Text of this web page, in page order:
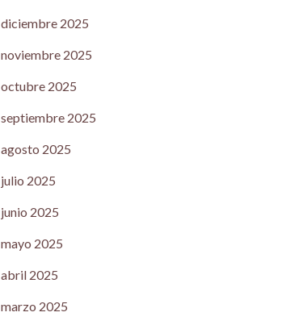
diciembre 2025
noviembre 2025
octubre 2025
septiembre 2025
agosto 2025
julio 2025
junio 2025
mayo 2025
abril 2025
marzo 2025